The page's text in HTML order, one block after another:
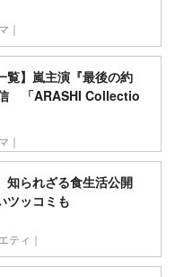
｜
覧】嵐主演『最後の約
「ARASHI Collectio
｜
知られざる食生活公開
ツッコミも
ティ｜